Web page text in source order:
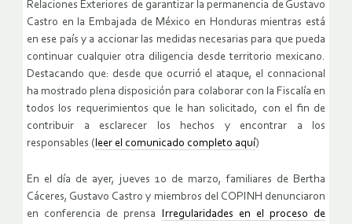
Relaciones Exteriores de garantizar la permanencia de Gustavo
Castro en la Embajada de México en Honduras mientras está
en ese país y a accionar las medidas necesarias para que pueda
continuar cualquier otra diligencia desde territorio mexicano.
Destacando que: desde que ocurrió el ataque, el connacional
ha mostrado plena disposición para colaborar con la Fiscalía en
todos los requerimientos que le han solicitado, con el fin de
contribuir a esclarecer los hechos y encontrar a los
responsables ( leer el comunicado completo aquí)
En el día de ayer, jueves 10 de marzo, familiares de Bertha
Cáceres, Gustavo Castro y miembros del COPINH denunciaron
en conferencia de prensa
Irregularidades en el proceso de